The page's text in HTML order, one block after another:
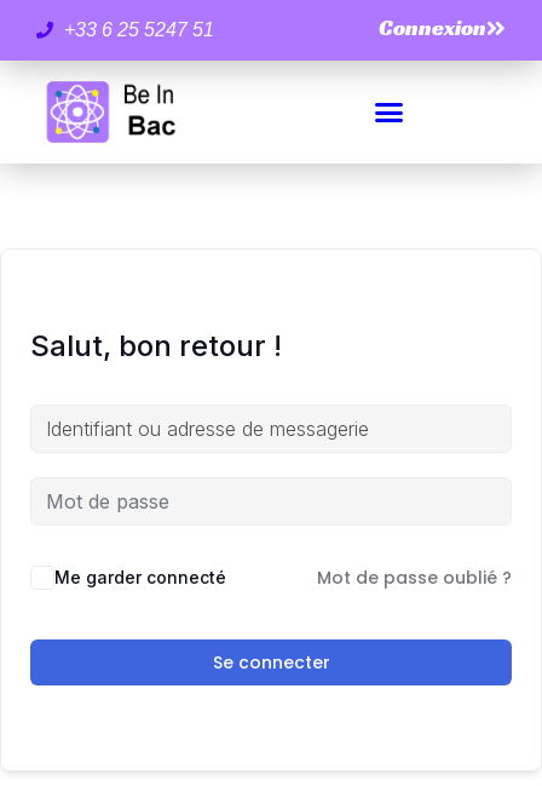
+33 6 25 5247 51 Connexion
Salut, bon retour !
Me garder connecté Mot de passe oublié ?
Se connecter